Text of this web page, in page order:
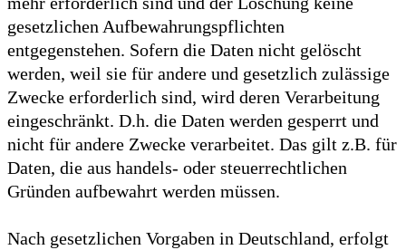
gesetzlichen Aufbewahrungspflichten
entgegenstehen. Sofern die Daten nicht gelöscht
werden, weil sie für andere und gesetzlich zulässige
Zwecke erforderlich sind, wird deren Verarbeitung
eingeschränkt. D.h. die Daten werden gesperrt und
nicht für andere Zwecke verarbeitet. Das gilt z.B. für
Daten, die aus handels- oder steuerrechtlichen
Gründen aufbewahrt werden müssen.
Nach gesetzlichen Vorgaben in Deutschland, erfolgt